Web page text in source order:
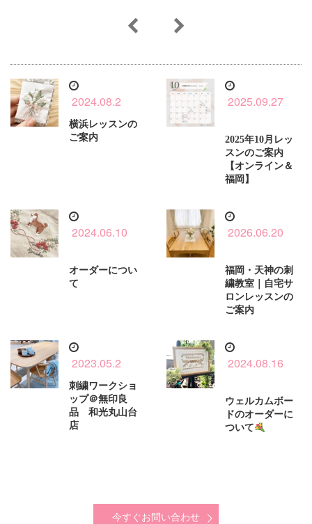
2024.08.2
横浜レッスンの
ご案内
2025.09.27
2025年10月レッ
スンのご案内
【オンライン＆
福岡】
2024.06.10
オーダーについ
て
2026.06.20
福岡・天神の刺
繍教室｜自宅サ
ロンレッスンの
ご案内
2023.05.2
刺繍ワークショ
ップ＠無印良
品 和光丸山台
店
2024.08.16
ウェルカムボー
ドのオーダーに
ついて
今すぐお問い合わせ